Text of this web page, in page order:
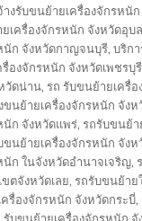
างรับขนย้ายเครื่องจักรหนั
เครื่องจักรหนัก จังหวัดอุบ
นัก จังหวัดกาญจนบุรี,บริก
องจักรหนัก จังหวัดเพชรบุรี
วัดน่าน,รถ รับขนย้ายเครื่
ขนย้ายเครื่องจักรหนัก จังห
นัก จังหวัดแพร่,รถรับขนย้า
ขนย้ายเครื่องจักรหนัก จัง
ก ในจังหวัดอำนาจเจริญ,
ตจังหวัดเลย,รถรับขนย้าย
รื่องจักรหนัก จังหวัดกระบี่,